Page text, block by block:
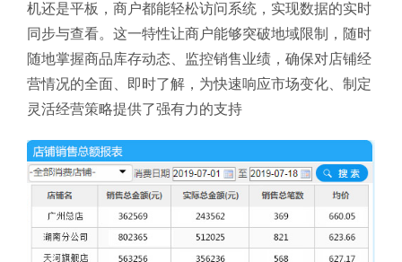
机还是平板，商户都能轻松访问系统，实现数据的实时
同步与查看。这一特性让商户能够突破地域限制，随时
随地掌握商品库存动态、监控销售业绩，确保对店铺经
营情况的全面、即时了解，为快速响应市场变化、制定
灵活经营策略提供了强有力的支持